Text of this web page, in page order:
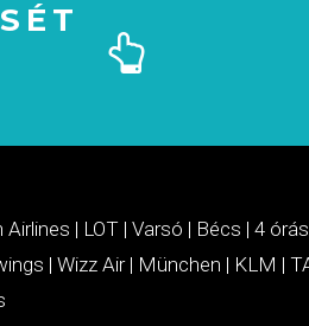
Airlines | LOT | Varsó | Bécs | 4
| Wizz Air| München | KLM |